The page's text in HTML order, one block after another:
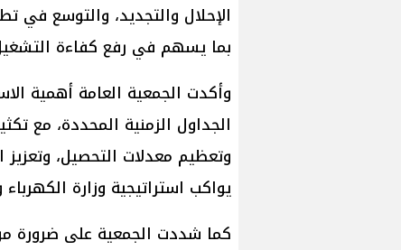
الإحلال والتجديد، والتوسع في
بما يسهم في رفع كفاءة
وأكدت الجمعية العامة أهمية
الجداول الزمنية المحددة، مع
وتعظيم معدلات التحصيل،
يواكب استراتيجية وزارة
كما شددت الجمعية على ضرورة